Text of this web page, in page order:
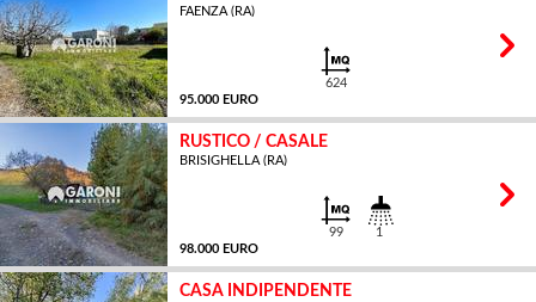
FAENZA (RA)
95.000 EURO
624
RUSTICO / CASALE
BRISIGHELLA (RA)
98.000 EURO
99 1
CASA INDIPENDENTE